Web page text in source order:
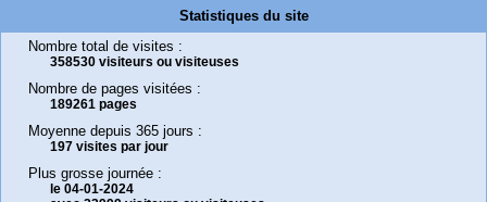
Statistiques du site
Nombre total de visites :
358530 visiteurs ou visiteuses
Nombre de pages visitées :
189261 pages
Moyenne depuis 365 jours :
197 visites par jour
Plus grosse journée :
le 04-01-2024